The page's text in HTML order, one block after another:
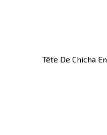
Tête De Chicha